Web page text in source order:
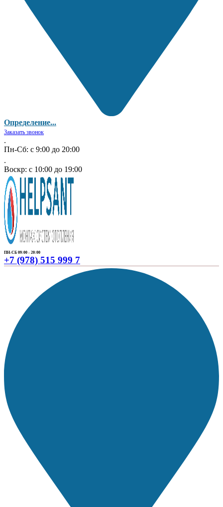
Определение...
Заказать звонок
.
Пн-Сб: с 9:00 до 20:00
.
Воскр: с 10:00 до 19:00
ПН-СБ 09:00 - 20:00
+7 (978) 515 999 7